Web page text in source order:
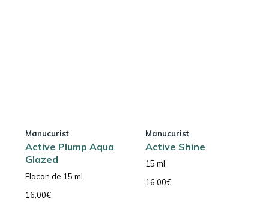
Manucurist
Active Plump Aqua
Glazed
Flacon de 15 ml
16,00€
Manucurist
Active Shine
15 ml
16,00€